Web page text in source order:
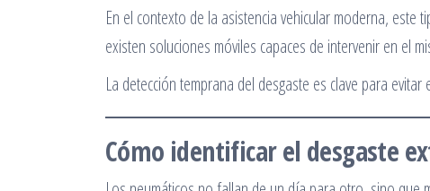
En el contexto de la asistencia vehicular moderna,
existen soluciones móviles capaces de intervenir en el
La detección temprana del desgaste es clave para
Cómo identificar el desgaste